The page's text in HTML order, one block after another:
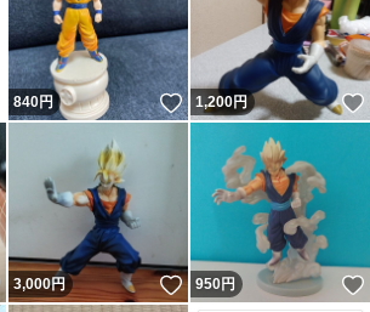
いいね！
840円 いいね！
1,200円
いいね！
3,000円 いいね！
950円